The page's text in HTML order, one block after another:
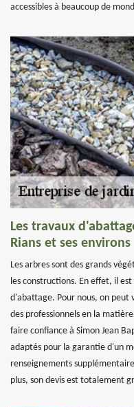
accessibles à beaucoup de
Les travaux
Rians et ses environs
Les arbres sont des grands
les constructions. En effet, il
d'abattage. Pour nous, on peut
des professionnels en la
faire confiance à Simon Jean
adaptés pour la garantie d'un
renseignements
plus, son devis est totalement